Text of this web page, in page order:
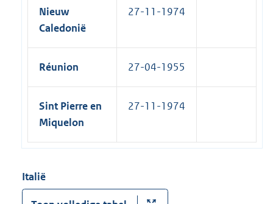
Nieuw
Caledonië
27-11-1974
Réunion 27-04-1955
Sint Pierre en
Miquelon
27-11-1974
Italië